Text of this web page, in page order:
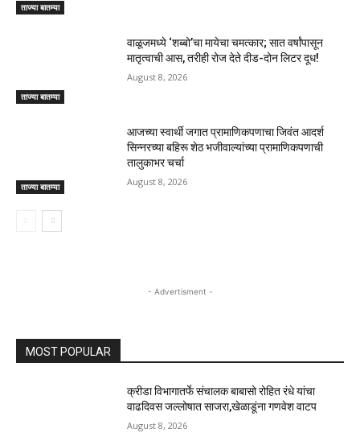
ताज्या बातम्या
ताज्या बातम्या
वाळूजमध्ये ‘शब्बो’चा मायेचा चमत्कार; सात वर्षांपासून
मातृत्वाची आस, तरीही रोज देते दीड-दोन लिटर दूध!
August 8, 2026
ताज्या बातम्या
आजच्या स्वार्थी जगात प्रामाणिकपणाचा जिवंत आदर्श
सिन्नरच्या बहिरू शेठ भजीवाल्यांच्या प्रामाणिकपणाची
तालुकाभर चर्चा
August 8, 2026
- Advertisment -
MOST POPULAR
क्रीडा विभागातर्फे संचालक बाबासो रोहित रंधे यांचा
वाढदिवस जल्लोषात साजरा,खेळाडूंना गणवेश वाटप
August 8, 2026